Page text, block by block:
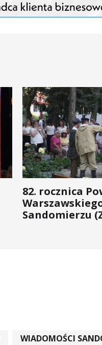
82. rocznica
Sandomierzu
WIADOMOŚCI